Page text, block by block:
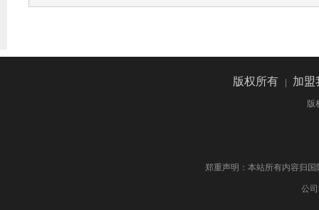
版权所有 | 加
版
郑重声明：本站所有内容归
公